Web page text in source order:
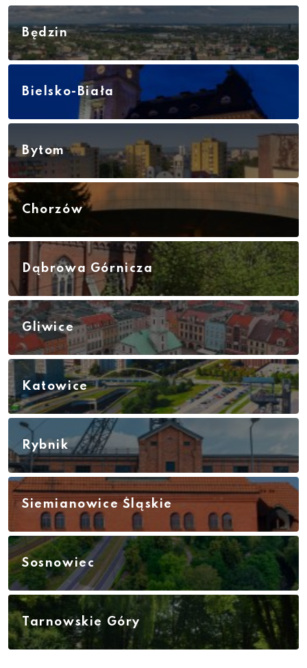
Będzin
Bielsko-Biała
Bytom
Chorzów
Dąbrowa Górnicza
Gliwice
Katowice
Rybnik
Siemianowice Śląskie
Sosnowiec
Tarnowskie Góry